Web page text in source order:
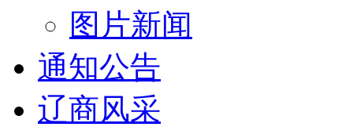
图片新闻
通知公告
辽商风采